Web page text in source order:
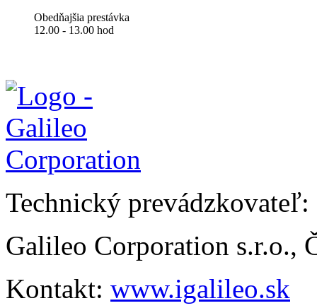
Obedňajšia prestávka
12.00 - 13.00 hod
Technický prevádzkovateľ:
Galileo Corporation s.r.o.,
Kontakt: www.igalileo.sk